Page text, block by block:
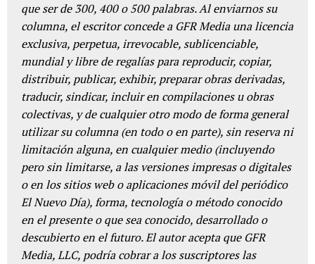
que ser de 300, 400 o 500 palabras. Al enviarnos su
columna, el escritor concede a GFR Media una licencia
exclusiva, perpetua, irrevocable, sublicenciable,
mundial y libre de regalías para reproducir, copiar,
distribuir, publicar, exhibir, preparar obras derivadas,
traducir, sindicar, incluir en compilaciones u obras
colectivas, y de cualquier otro modo de forma general
utilizar su columna (en todo o en parte), sin reserva ni
limitación alguna, en cualquier medio (incluyendo
pero sin limitarse, a las versiones impresas o digitales
o en los sitios web o aplicaciones móvil del periódico
El Nuevo Día), forma, tecnología o método conocido
en el presente o que sea conocido, desarrollado o
descubierto en el futuro. El autor acepta que GFR
Media, LLC, podría cobrar a los suscriptores las